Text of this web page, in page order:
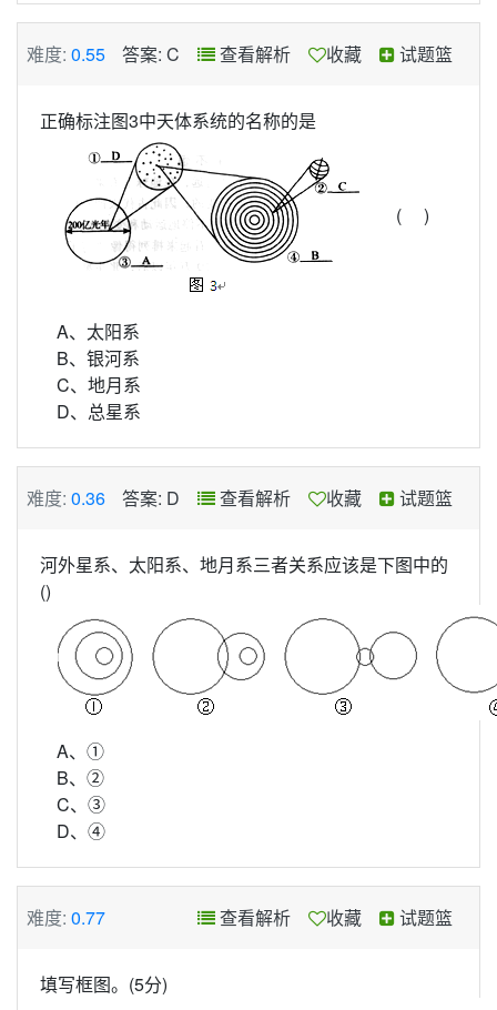
难度: 0.55 答案: C 查看解析 收藏 试题篮
正确标注图3中天体系统的名称的是
( )
A、太阳系
B、银河系
C、地月系
D、总星系
难度: 0.36 答案: D 查看解析 收藏 试题篮
河外星系、太阳系、地月系三者关系应该是下图中的
()
A、①
B、②
C、③
D、④
难度: 0.77 查看解析 收藏 试题篮
填写框图。(5分)